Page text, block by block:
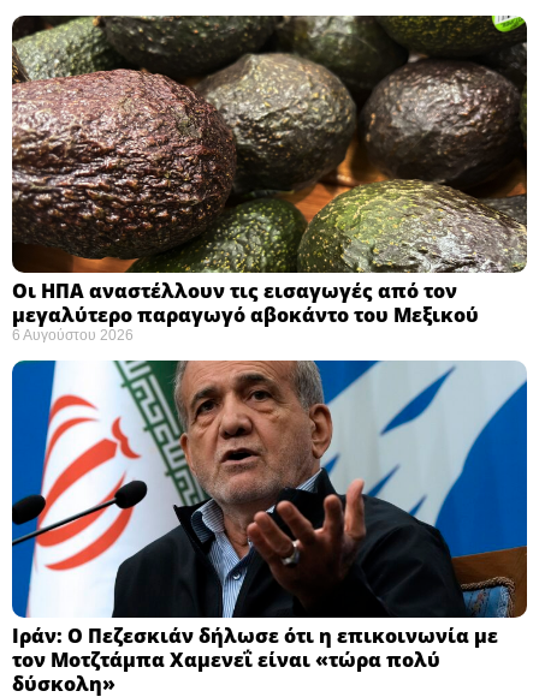
Οι ΗΠΑ αναστέλλουν τις εισαγωγές από τον
μεγαλύτερο παραγωγό αβοκάντο του Μεξικού ​
6 Αυγούστου 2026
Ιράν: Ο Πεζεσκιάν δήλωσε ότι η επικοινωνία με
τον Μοτζτάμπα Χαμενεΐ είναι «τώρα πολύ
δύσκολη» ​